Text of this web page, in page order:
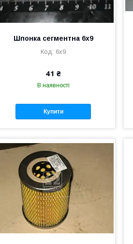
Шпонка сегментна 6х9
6х9
41 ₴
В наявності
Купити